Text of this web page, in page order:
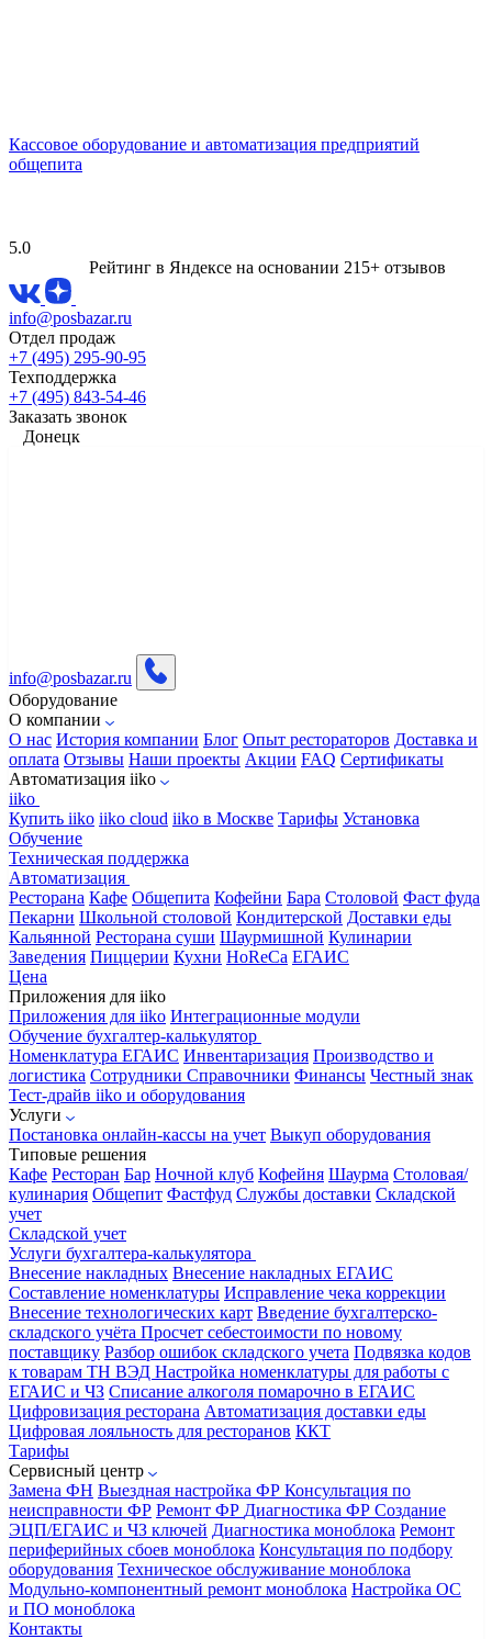
Кассовое оборудование и автоматизация предприятий
общепита
5.0
Рейтинг в Яндексе на основании 215+ отзывов
info@posbazar.ru
Отдел продаж
+7 (495) 295-90-95
Техподдержка
+7 (495) 843-54-46
Заказать звонок
Донецк
info@posbazar.ru
Оборудование
О компании
О нас История компании Блог Опыт рестораторов Доставка и
оплата Отзывы Наши проекты Акции FAQ Сертификаты
Автоматизация iiko
iiko
Купить iiko iiko cloud iiko в Москве Тарифы Установка
Обучение
Техническая поддержка
Автоматизация
Ресторана Кафе Общепита Кофейни Бара Столовой Фаст фуда
Пекарни Школьной столовой Кондитерской Доставки еды
Кальянной Ресторана суши Шаурмишной Кулинарии
Заведения Пиццерии Кухни HoReCa ЕГАИС
Цена
Приложения для iiko
Приложения для iiko Интеграционные модули
Обучение бухгалтер-калькулятор
Номенклатура ЕГАИС Инвентаризация Производство и
логистика Сотрудники Справочники Финансы Честный знак
Тест-драйв iiko и оборудования
Услуги
Постановка онлайн-кассы на учет Выкуп оборудования
Типовые решения
Кафе Ресторан Бар Ночной клуб Кофейня Шаурма Столовая/
кулинария Общепит Фастфуд Службы доставки Складской
учет
Складской учет
Услуги бухгалтера-калькулятора
Внесение накладных Внесение накладных ЕГАИС
Составление номенклатуры Исправление чека коррекции
Внесение технологических карт Введение бухгалтерско-
складского учёта Просчет себестоимости по новому
поставщику Разбор ошибок складского учета Подвязка кодов
к товарам ТН ВЭД Настройка номенклатуры для работы с
ЕГАИС и ЧЗ Списание алкоголя помарочно в ЕГАИС
Цифровизация ресторана Автоматизация доставки еды
Цифровая лояльность для ресторанов ККТ
Тарифы
Сервисный центр
Замена ФН Выездная настройка ФР Консультация по
неисправности ФР Ремонт ФР Диагностика ФР Создание
ЭЦП/ЕГАИС и ЧЗ ключей Диагностика моноблока Ремонт
периферийных сбоев моноблока Консультация по подбору
оборудования Техническое обслуживание моноблока
Модульно-компонентный ремонт моноблока Настройка ОС
и ПО моноблока
Контакты